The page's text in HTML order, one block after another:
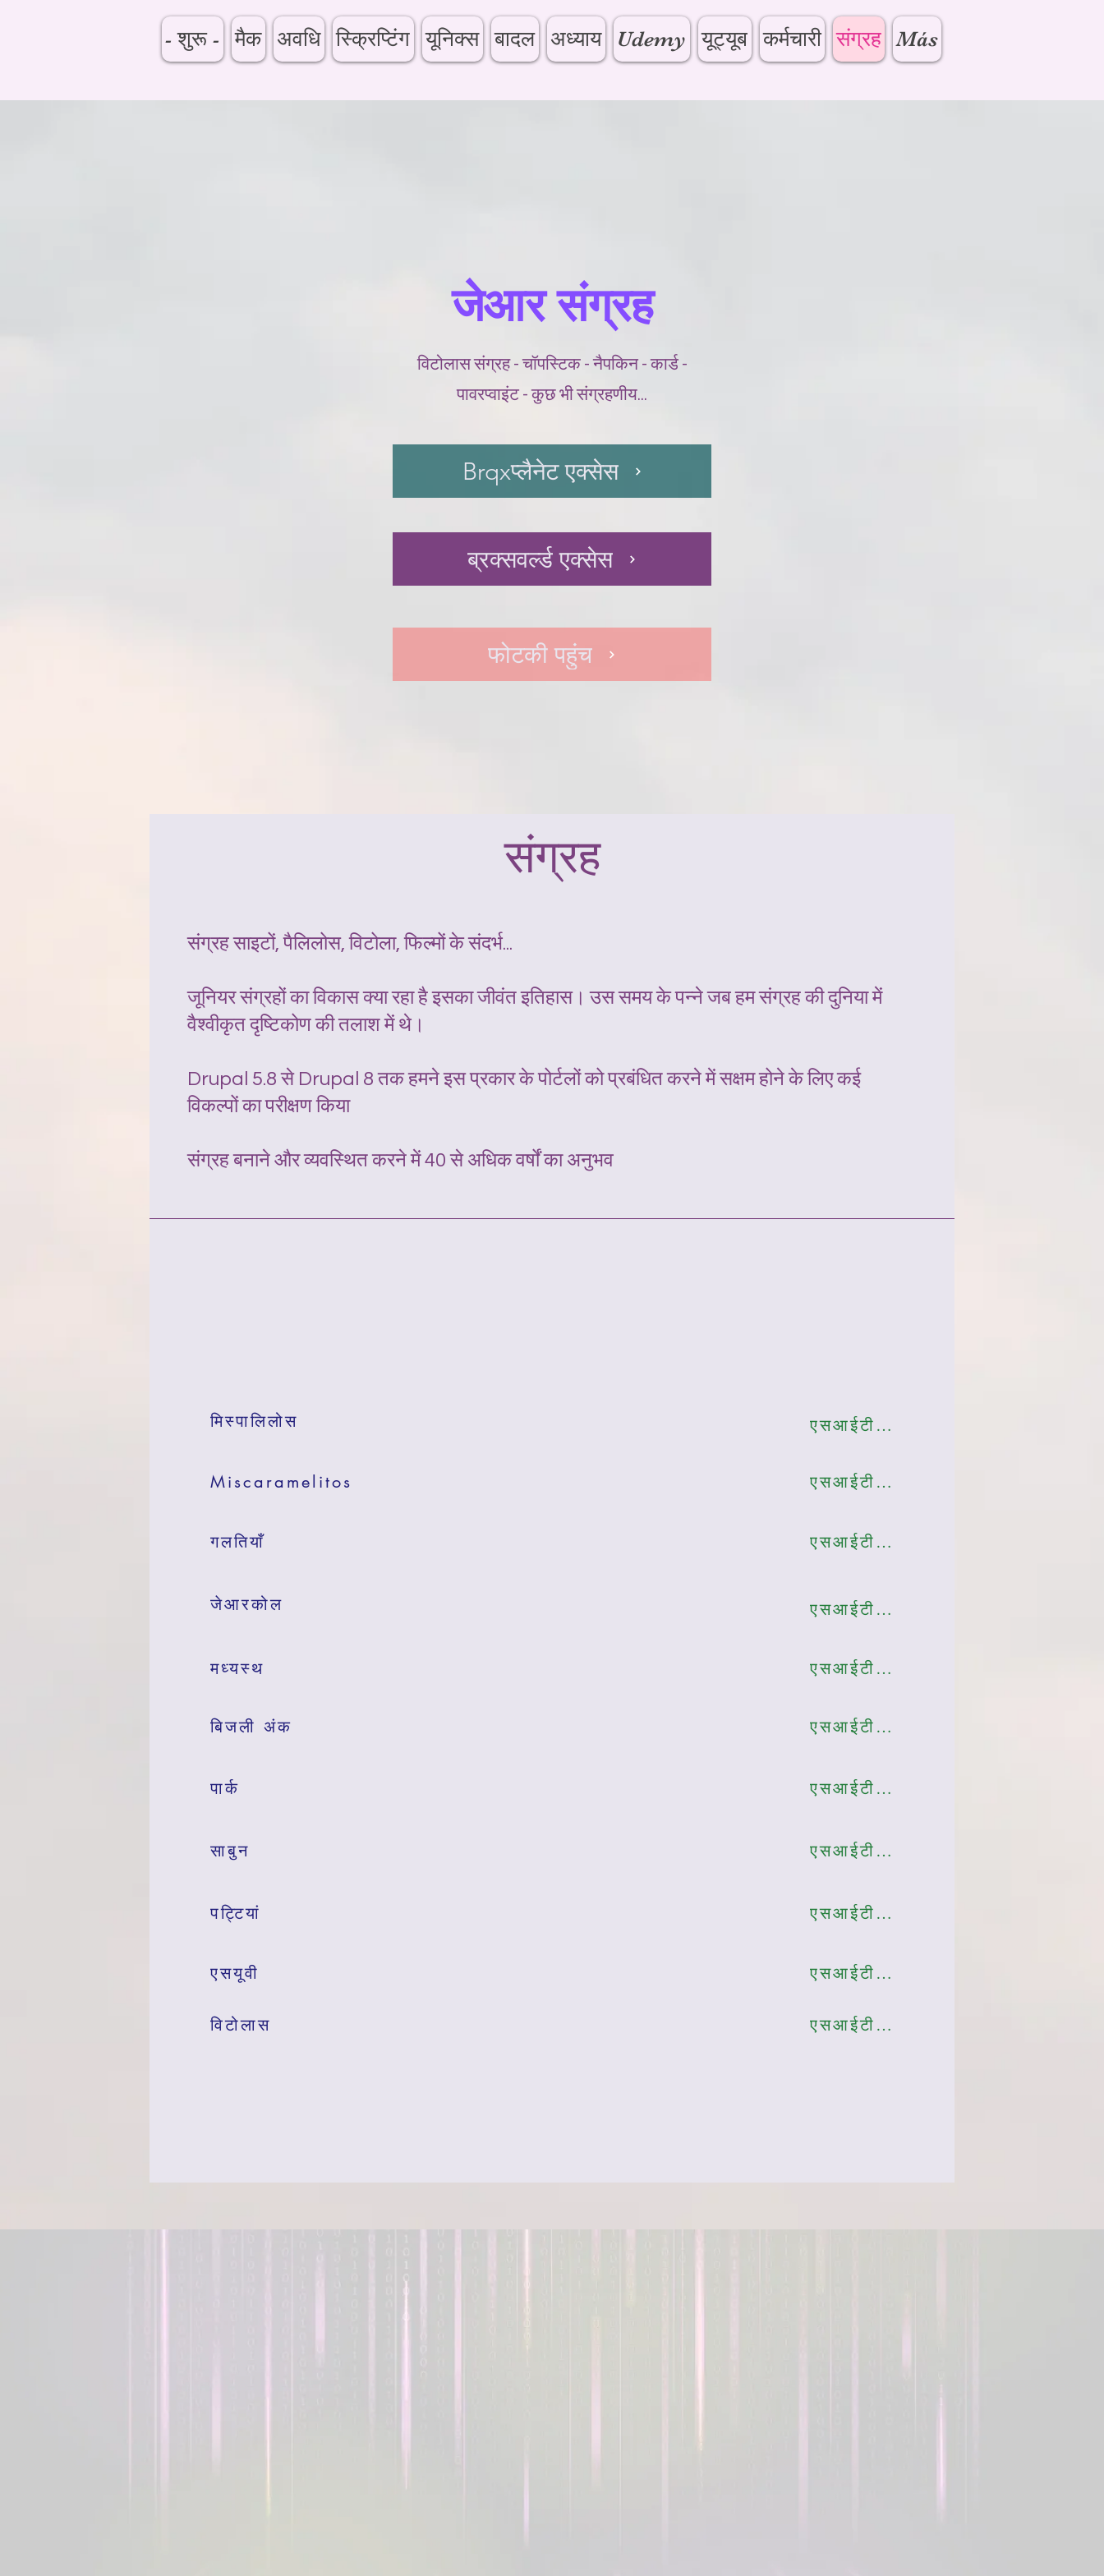
- शुरू - मैक अवधि स्क्रिप्टिंग यूनिक्स बादल अध्याय Udemy यूट्यूब कर्मचारी संग्रह Más
जेआर संग्रह
विटोलास संग्रह - चॉपस्टिक - नैपकिन - कार्ड -
पावरप्वाइंट - कुछ भी संग्रहणीय...
Brqxप्लैनेट एक्सेस
ब्रक्सवर्ल्ड एक्सेस
फोटकी पहुंच
संग्रह
संग्रह साइटों, पैलिलोस, विटोला, फिल्मों के संदर्भ...
जूनियर संग्रहों का विकास क्या रहा है इसका जीवंत इतिहास। उस समय के पन्ने जब हम संग्रह की दुनिया में
वैश्वीकृत दृष्टिकोण की तलाश में थे।
Drupal 5.8 से Drupal 8 तक हमने इस प्रकार के पोर्टलों को प्रबंधित करने में सक्षम होने के लिए कई
विकल्पों का परीक्षण किया
संग्रह बनाने और व्यवस्थित करने में 40 से अधिक वर्षों का अनुभव
मिस्पालिलोस
Miscaramelitos
गलतियाँ
जेआरकोल
मध्यस्थ
बिजली अंक
पार्क
साबुन
पट्टियां
एसयूवी
विटोलास
एसआईटी001
एसआईटी002
एसआईटी003
एसआईटी004
एसआईटी005
एसआईटी006
एसआईटी007
एसआईटी008
एसआईटी009
एसआईटी010
एसआईटी011